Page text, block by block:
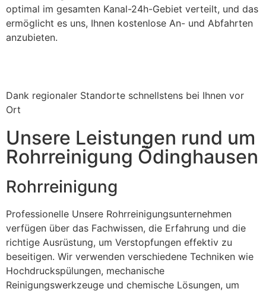
optimal im gesamten Kanal-24h-Gebiet verteilt, und das
ermöglicht es uns, Ihnen kostenlose An- und Abfahrten
anzubieten.
Dank regionaler Standorte schnellstens bei Ihnen vor
Ort
Unsere Leistungen rund um
Rohrreinigung Ödinghausen
Rohrreinigung
Professionelle Unsere Rohrreinigungsunternehmen
verfügen über das Fachwissen, die Erfahrung und die
richtige Ausrüstung, um Verstopfungen effektiv zu
beseitigen. Wir verwenden verschiedene Techniken wie
Hochdruckspülungen, mechanische
Reinigungswerkzeuge und chemische Lösungen, um